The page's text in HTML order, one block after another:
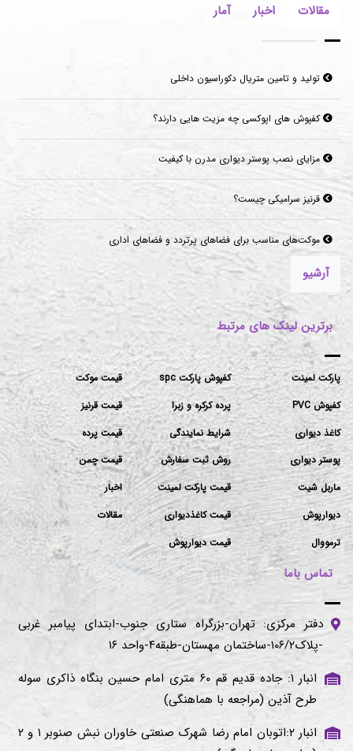
مقالات اخبار آمار
تولید و تامین متریال دکوراسیون داخلی
کفپوش های اپوکسی چه مزیت هایی دارند؟
مزایای نصب پوستر دیواری مدرن با کیفیت
قرنیز سرامیکی چیست؟
موکت‌های مناسب برای فضاهای پرتردد و فضاهای اداری
آرشیو
برترین لینک های مرتبط
پارکت لمینت
کفپوش PVC
کاغذ دیواری
پوستر دیواری
ماربل شیت
دیوارپوش
ترمووال
کفپوش پارکت spc
پرده کرکره و زبرا
شرایط نمایندگی
روش ثبت سفارش
قیمت پارکت لمینت
قیمت کاغذدیواری
قیمت دیوارپوش
قیمت موکت
قیمت قرنیز
قیمت پرده
قیمت چمن
اخبار
مقالات
تماس باما
دفتر مرکزی: تهران-بزرگراه ستاری جنوب-ابتدای پیامبر غربی
-پلاک۱۰۶/۲-ساختمان مهستان-طبقه۴-واحد ۱۶
انبار ۱: جاده قدیم قم ۶۰ متری امام حسین بنگاه ذاکری سوله
طرح آذین (مراجعه با هماهنگی)
انبار ۲:اتوبان امام رضا شهرک صنعتی خاوران نبش صنوبر ۱ و ۲